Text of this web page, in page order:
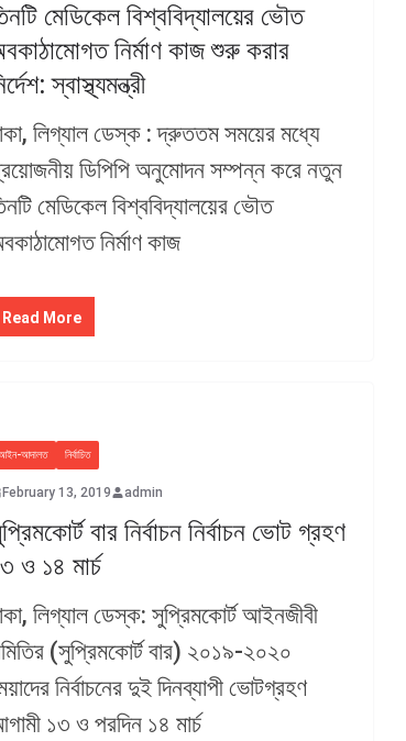
মেডিকেল বিশ্ববিদ্যালয়ের ভৌত
নির্মাণ কাজ শুরু করার
স্বাস্থ্যমন্ত্রী
লিগ্যাল ডেস্ক : দ্রুততম সময়ের মধ্যে
ডিপিপি অনুমোদন সম্পন্ন করে নতুন
মেডিকেল বিশ্ববিদ্যালয়ের ভৌত
নির্মাণ কাজ
Read More
আদালত নির্বাচিত
February 13, 2019 admin
বার নির্বাচন নির্বাচন ভোট গ্রহণ
ও ১৪ মার্চ
লিগ্যাল ডেস্ক: সুপ্রিমকোর্ট আইনজীবী
(সুপ্রিমকোর্ট বার) ২০১৯-২০২০
নির্বাচনের দুই দিনব্যাপী ভোটগ্রহণ
১৩ ও পরদিন ১৪ মার্চ